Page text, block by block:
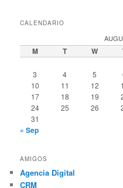
CALENDARIO
M T W
3
4 5
10
11 12
17
18 19
24
25 26
31
« Sep
AMIGOS
Agencia Digital
CRM